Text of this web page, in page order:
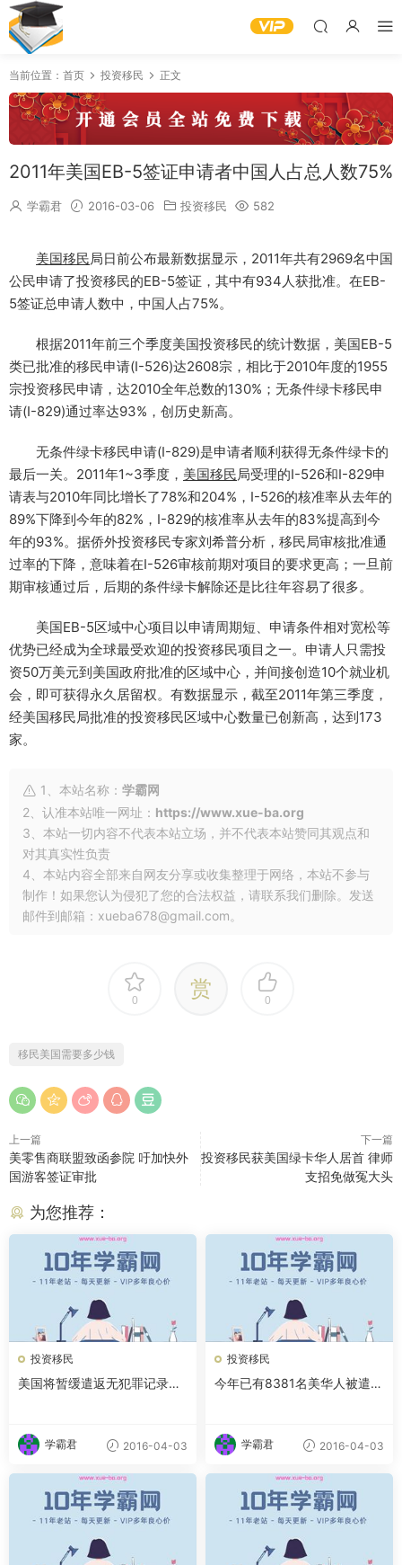
当前位置： 首页 投资移民 正文
2011年美国EB-5签证申请者中国人占总人数75%
学霸君 2016-03-06 投资移民 582
美国移民局日前公布最新数据显示，2011年共有2969名中国
公民申请了投资移民的EB-5签证，其中有934人获批准。在EB-
5签证总申请人数中，中国人占75%。
根据2011年前三个季度美国投资移民的统计数据，美国EB-5
类已批准的移民申请(I-526)达2608宗，相比于2010年度的1955
宗投资移民申请，达2010全年总数的130%；无条件绿卡移民申
请(I-829)通过率达93%，创历史新高。
无条件绿卡移民申请(I-829)是申请者顺利获得无条件绿卡的
最后一关。2011年1~3季度， 美国移民局受理的I-526和I-829申
请表与2010年同比增长了78%和204%，I-526的核准率从去年的
89%下降到今年的82%，I-829的核准率从去年的83%提高到今
年的93%。据侨外投资移民专家刘希普分析，移民局审核批准通
过率的下降，意味着在I-526审核前期对项目的要求更高；一旦前
期审核通过后，后期的条件绿卡解除还是比往年容易了很多。
美国EB-5区域中心项目以申请周期短、申请条件相对宽松等
优势已经成为全球最受欢迎的投资移民项目之一。申请人只需投
资50万美元到美国政府批准的区域中心，并间接创造10个就业机
会，即可获得永久居留权。有数据显示，截至2011年第三季度，
经美国移民局批准的投资移民区域中心数量已创新高，达到173
家。
1、本站名称： 学霸网
2、认准本站唯一网址： https://www.xue-ba.org
3、本站一切内容不代表本站立场，并不代表本站赞同其观点和
对其真实性负责
4、本站内容全部来自网友分享或收集整理于网络，本站不参与
制作！如果您认为侵犯了您的合法权益，请联系我们删除。发送
邮件到邮箱：xueba678@gmail.com。
0 赏 0
移民美国需要多少钱
上一篇
美零售商联盟致函参院 吁加快外
国游客签证审批
下一篇
投资移民获美国绿卡华人居首 律师
支招免做冤大头
为您推荐：
投资移民
美国将暂缓遣返无犯罪记录非
学霸君 2016-04-03
投资移民
今年已有8381名美华人被遣返
学霸君 2016-04-03